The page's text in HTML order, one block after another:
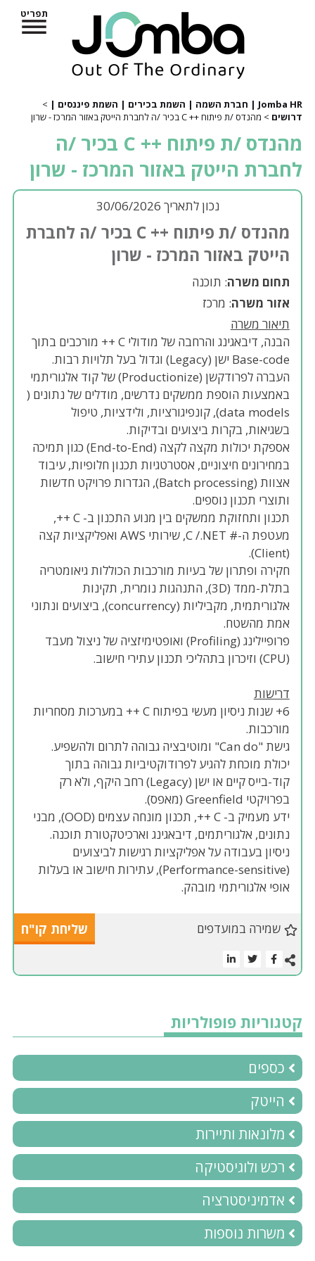
תפריט
Jomba HR | חברת השמה | השמת בכירים | השמת פיננסים |
>
דרושים > מהנדס /ת פיתוח ++ C בכיר /ה לחברת הייטק באזור המרכז - שרון
מהנדס /ת פיתוח ++ C בכיר /ה
לחברת הייטק באזור המרכז - שרון
נכון לתאריך 30/06/2026
מהנדס /ת פיתוח ++ C בכיר /ה לחברת
הייטק באזור המרכז - שרון
תחום משרה: תוכנה
אזור משרה: מרכז
תיאור משרה
הבנה, דיבאגינג והרחבה של מודולי C ++ מורכבים בתוך
Base-code ישן (Legacy) וגדול בעל תלויות רבות.
העברה לפרודקשן (Productionize) של קוד אלגוריתמי
באמצעות הוספת ממשקים נדרשים, מודלים של נתונים (
data models), קונפיגורציות, ולידציות, טיפול
בשגיאות, בקרות ביצועים ובדיקות.
אספקת יכולות מקצה לקצה (End-to-End) כגון תמיכה
במחירונים חיצוניים, אסטרטגיות תכנון חלופיות, עיבוד
אצוות (Batch processing), הגדרות פרויקט חדשות
ותוצרי תכנון נוספים.
תכנון ותחזוקת ממשקים בין מנוע התכנון ב- C ++,
מעטפת ה-# C /.NET, שירותי AWS ואפליקציות קצה
(Client).
חקירה ופתרון של בעיות מורכבות הכוללות גיאומטריה
בתלת-ממד (3D), התנהגות נומרית, תקינות
אלגוריתמית, מקביליות (concurrency), ביצועים ונתוני
אמת מהשטח.
פרופיילינג (Profiling) ואופטימיזציה של ניצול מעבד
(CPU) וזיכרון בתהליכי תכנון עתירי חישוב.
דרישות
6+ שנות ניסיון מעשי בפיתוח C ++ במערכות מסחריות
מורכבות.
גישת "Can do" ומוטיבציה גבוהה לתרום ולהשפיע.
יכולת מוכחת להגיע לפרודוקטיביות גבוהה בתוך
קוד-בייס קיים או ישן (Legacy) רחב היקף, ולא רק
בפרויקטי Greenfield (מאפס).
ידע מעמיק ב- C ++, תכנון מונחה עצמים (OOD), מבני
נתונים, אלגוריתמים, דיבאגינג וארכיטקטורת תוכנה.
ניסיון בעבודה על אפליקציות רגישות לביצועים
(Performance-sensitive), עתירות חישוב או בעלות
אופי אלגוריתמי מובהק.
שמירה במועדפים שליחת קו"ח
קטגוריות פופולריות
כספים
הייטק
מלונאות ותיירות
רכש ולוגיסטיקה
אדמיניסטרציה
משרות נוספות